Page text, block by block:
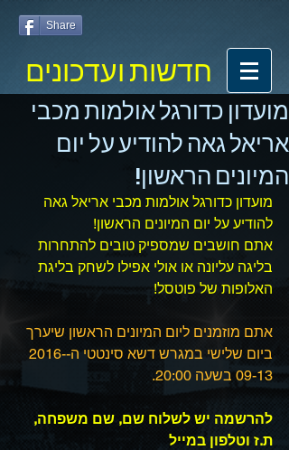
Share
חדשות ועדכונים
מועדון כדורגל אולמות מכבי
אריאל גאה להודיע על יום
המיונים הראשון!
מועדון כדורגל אולמות מכבי אריאל גאה
להודיע על יום המיונים הראשון!
אתם חושבים שמספיק טובים להתחרות
בליגה עליונה או אולי אפילו לשחק בליגת
האלופות של פוטסל!
אתם מוזמנים ליום המיונים הראשון שיערך
ביום שלישי במגרש דשא סינטטי ה-2016-
09-13 בשעה 20:00.
להרשמה יש לשלוח שם, שם משפחה,
ת.ז וטלפון במייל